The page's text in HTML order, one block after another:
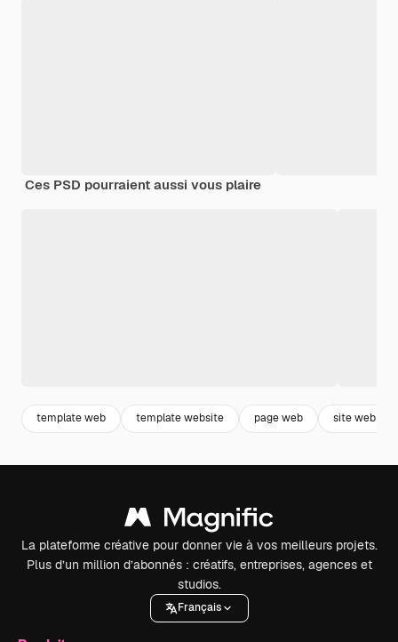
Ces PSD pourraient aussi vous plaire
template web template website page web site web
La plateforme créative pour donner vie à vos meilleurs projets.
Plus d’un million d’abonnés : créatifs, entreprises, agences et
studios.
Français